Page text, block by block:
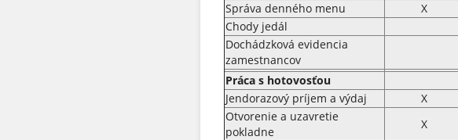
Správa denného menu
X
Chody jedál
Dochádzková evidencia
zamestnancov
Práca s hotovosťou
Jendorazový príjem a výdaj
X
Otvorenie a uzavretie
pokladne
X